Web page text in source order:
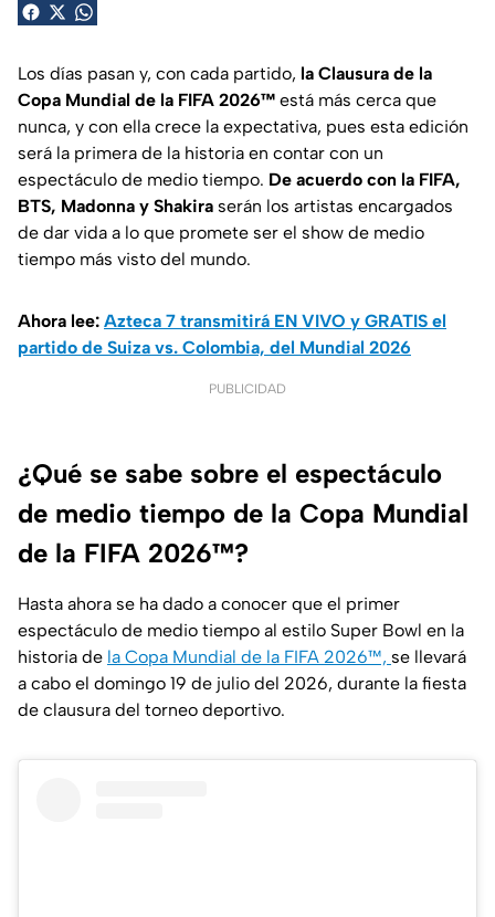
Los días pasan y, con cada partido, la Clausura de la
Copa Mundial de la FIFA 2026™ está más cerca que
nunca, y con ella crece la expectativa, pues esta edición
será la primera de la historia en contar con un
espectáculo de medio tiempo. De acuerdo con la FIFA,
BTS, Madonna y Shakira serán los artistas encargados
de dar vida a lo que promete ser el show de medio
tiempo más visto del mundo.
Ahora lee: Azteca 7 transmitirá EN VIVO y GRATIS el
partido de Suiza vs. Colombia, del Mundial 2026
PUBLICIDAD
¿Qué se sabe sobre el espectáculo
de medio tiempo de la Copa Mundial
de la FIFA 2026™?
Hasta ahora se ha dado a conocer que el primer
espectáculo de medio tiempo al estilo Super Bowl en la
historia de la Copa Mundial de la FIFA 2026™, se llevará
a cabo el domingo 19 de julio del 2026, durante la fiesta
de clausura del torneo deportivo.